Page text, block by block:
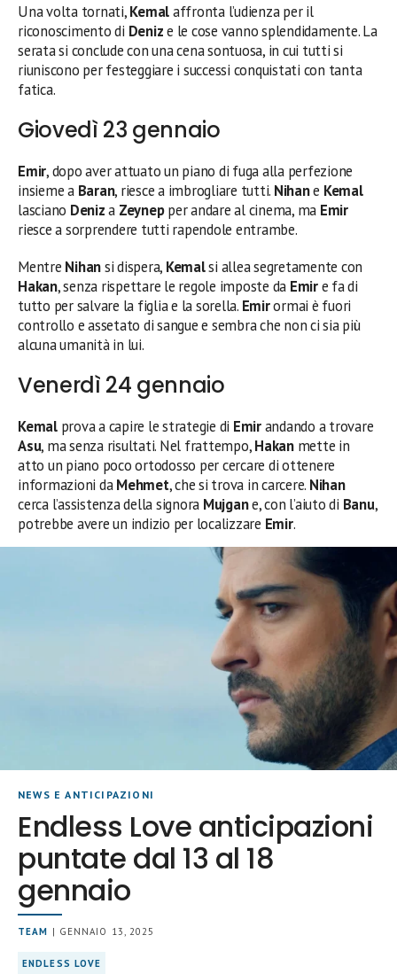
Una volta tornati,Kemalaffronta l’udienza per il
riconoscimento di Denize le cose vanno splendidamente. La
serata si conclude con una cena sontuosa, in cui tutti si
riuniscono per festeggiare i successi conquistati con tanta
fatica.
Giovedì 23 gennaio
Emir, dopo aver attuato un piano di fuga alla perfezione
insieme a Baran, riesce a imbrogliare tutti. Nihane Kemal
lasciano Deniza Zeynepper andare al cinema, ma Emir
riesce a sorprendere tutti rapendole entrambe.
Mentre Nihansi dispera, Kemalsi allea segretamente con
Hakan, senza rispettare le regole imposte da Emire fa di
tutto per salvare la figlia e la sorella. Emirormai è fuori
controllo e assetato di sangue e sembra che non ci sia più
alcuna umanità in lui.
Venerdì 24 gennaio
Kemalprova a capire le strategie di Emirandando a trovare
Asu, ma senza risultati. Nel frattempo,Hakanmette in
atto un piano poco ortodosso per cercare di ottenere
informazioni daMehmet, che si trova in carcere. Nihan
cerca l’assistenza della signora Mujgane, con l’aiuto di Banu,
potrebbe avere un indizio per localizzare Emir.
NEWS E ANTICIPAZIONI
Endless Love anticipazioni
puntate dal 13 al 18
gennaio
TEAM | GENNAIO 13, 2025
ENDLESS LOVE